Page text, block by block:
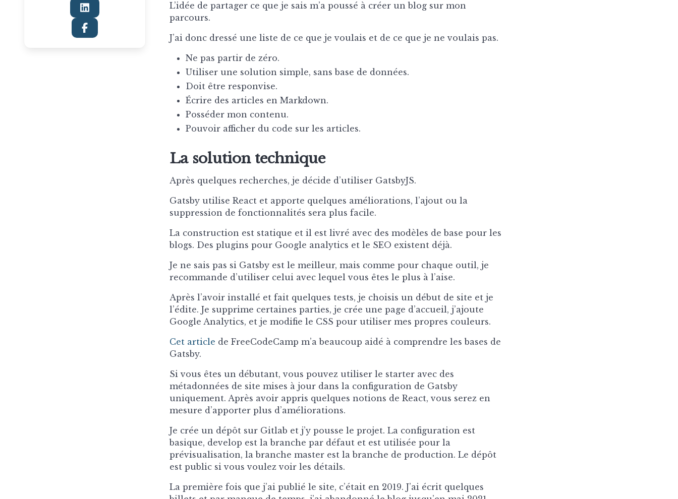
L’idée de partager ce que je sais m’a poussé à créer un blog sur mon
parcours.
J’ai donc dressé une liste de ce que je voulais et de ce que je ne voulais pas.
Ne pas partir de zéro.
Utiliser une solution simple, sans base de données.
Doit être responvise.
Écrire des articles en Markdown.
Posséder mon contenu.
Pouvoir afficher du code sur les articles.
La solution technique
Après quelques recherches, je décide d’utiliser GatsbyJS.
Gatsby utilise React et apporte quelques améliorations, l’ajout ou la
suppression de fonctionnalités sera plus facile.
La construction est statique et il est livré avec des modèles de base pour les
blogs. Des plugins pour Google analytics et le SEO existent déjà.
Je ne sais pas si Gatsby est le meilleur, mais comme pour chaque outil, je
recommande d’utiliser celui avec lequel vous êtes le plus à l’aise.
Après l’avoir installé et fait quelques tests, je choisis un début de site et je
l’édite. Je supprime certaines parties, je crée une page d’accueil, j’ajoute
Google Analytics, et je modifie le CSS pour utiliser mes propres couleurs.
Cet article de FreeCodeCamp m’a beaucoup aidé à comprendre les bases de
Gatsby.
Si vous êtes un débutant, vous pouvez utiliser le starter avec des
métadonnées de site mises à jour dans la configuration de Gatsby
uniquement. Après avoir appris quelques notions de React, vous serez en
mesure d’apporter plus d’améliorations.
Je crée un dépôt sur Gitlab et j’y pousse le projet. La configuration est
basique, develop est la branche par défaut et est utilisée pour la
prévisualisation, la branche master est la branche de production. Le dépôt
est public si vous voulez voir les détails.
La première fois que j’ai publié le site, c’était en 2019. J’ai écrit quelques